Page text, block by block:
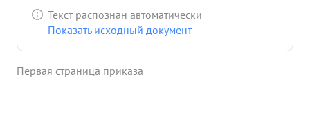
воздушных боев Лично сбил 7 и в группе 1 с-т пр-
ка за 73 успешных боевых самолетовылета Лично
Звезда = в 1942г " и Красное Знамя" и "Красная
Текст распознан автоматически
Показать исходный документ
Первая страница приказа